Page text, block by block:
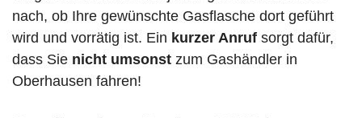
nach, ob Ihre gewünschte Gasflasche dort geführt
wird und vorrätig ist. Ein kurzer Anruf sorgt dafür,
dass Sie nicht umsonst zum Gashändler in
Oberhausen fahren!